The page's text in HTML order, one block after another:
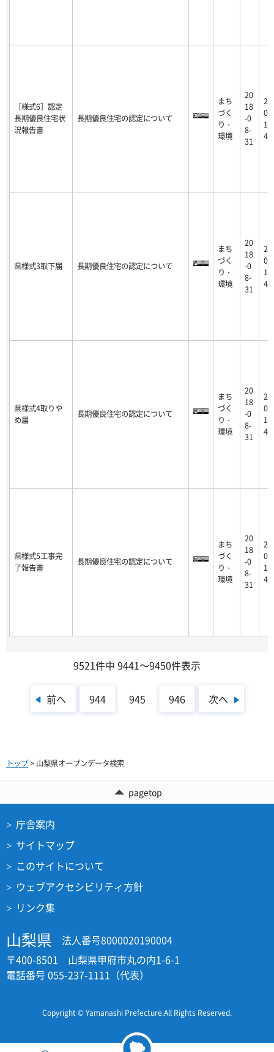
［様式6］認定
長期優良住宅状
況報告書
長期優良住宅の認定について
まち
づく
り・
環境
20
18
-0
8-
31
0-0
1-2
4
県様式3取下届 長期優良住宅の認定について
まち
づく
り・
環境
20
18
-0
8-
31
0-0
1-2
4
県様式4取りや
め届
長期優良住宅の認定について
まち
づく
り・
環境
20
18
-0
8-
31
0-0
1-2
4
県様式5工事完
了報告書
長期優良住宅の認定について
まち
づく
り・
環境
20
18
-0
8-
31
0-0
1-2
4
9521件中 9441～9450件表示
前へ 944 945 946 次へ
トップ> 山梨県オープンデータ検索
pagetop
庁舎案内
サイトマップ
このサイトについて
ウェブアクセシビリティ方針
リンク集
山梨県
法人番号8000020190004
〒400-8501 山梨県甲府市丸の内1-6-1
電話番号 055-237-1111（代表）
Copyright © Yamanashi Prefecture.All Rights Reserved.